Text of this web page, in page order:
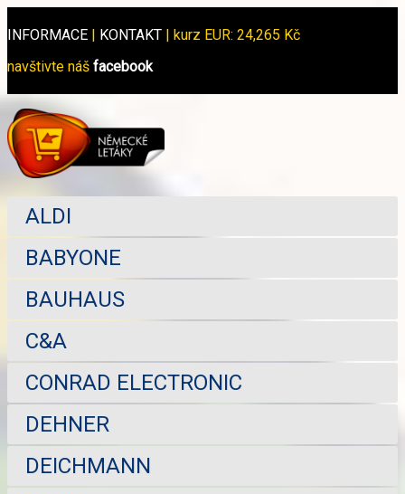
INFORMACE | KONTAKT | kurz EUR: 24,265 Kč
navštivte náš facebook
ALDI
BABYONE
BAUHAUS
C&A
CONRAD ELECTRONIC
DEHNER
DEICHMANN